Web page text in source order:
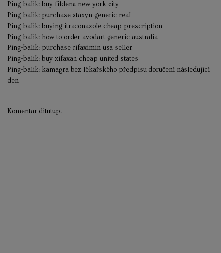
Ping-balik: buy fildena new york city
Ping-balik: purchase staxyn generic real
Ping-balik: buying itraconazole cheap prescription
Ping-balik: how to order avodart generic australia
Ping-balik: purchase rifaximin usa seller
Ping-balik: buy xifaxan cheap united states
Ping-balik: kamagra bez lékařského předpisu doručení následující
den
Komentar ditutup.